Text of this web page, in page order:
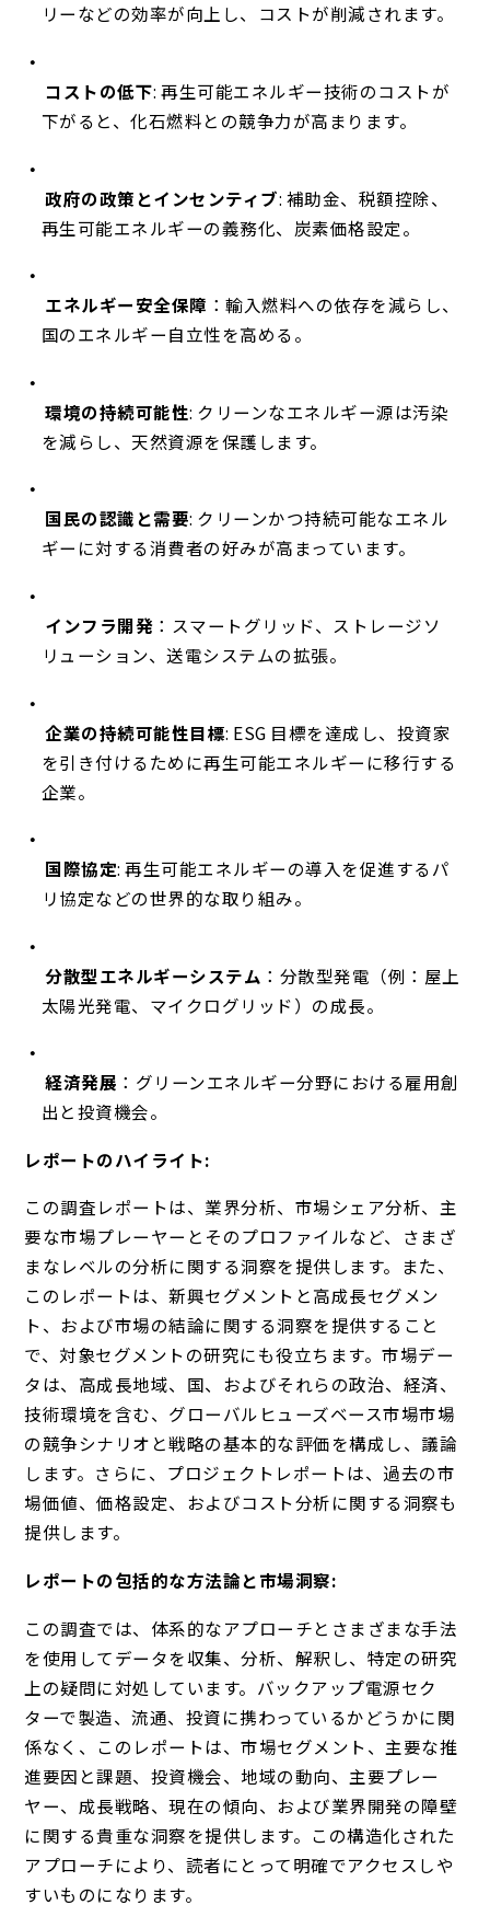
リーなどの効率が向上し、コストが削減されます。
コストの低下: 再生可能エネルギー技術のコストが
下がると、化石燃料との競争力が高まります。
政府の政策とインセンティブ: 補助金、税額控除、
再生可能エネルギーの義務化、炭素価格設定。
エネルギー安全保障 ：輸入燃料への依存を減らし、
国のエネルギー自立性を高める。
環境の持続可能性: クリーンなエネルギー源は汚染
を減らし、天然資源を保護します。
国民の認識と需要: クリーンかつ持続可能なエネル
ギーに対する消費者の好みが高まっています。
インフラ開発 ：スマートグリッド、ストレージソ
リューション、送電システムの拡張。
企業の持続可能性目標: ESG 目標を達成し、投資家
を引き付けるために再生可能エネルギーに移行する
企業。
国際協定: 再生可能エネルギーの導入を促進するパ
リ協定などの世界的な取り組み。
分散型エネルギーシステム ：分散型発電（例：屋上
太陽光発電、マイクログリッド）の成長。
経済発展 ：グリーンエネルギー分野における雇用創
出と投資機会。
レポートのハイライト:
この調査レポートは、業界分析、市場シェア分析、主
要な市場プレーヤーとそのプロファイルなど、さまざ
まなレベルの分析に関する洞察を提供します。また、
このレポートは、新興セグメントと高成長セグメン
ト、および市場の結論に関する洞察を提供すること
で、対象セグメントの研究にも役立ちます。市場デー
タは、高成長地域、国、およびそれらの政治、経済、
技術環境を含む、グローバルヒューズベース市場市場
の競争シナリオと戦略の基本的な評価を構成し、議論
します。さらに、プロジェクトレポートは、過去の市
場価値、価格設定、およびコスト分析に関する洞察も
提供します。
レポートの包括的な方法論と市場洞察:
この調査では、体系的なアプローチとさまざまな手法
を使用してデータを収集、分析、解釈し、特定の研究
上の疑問に対処しています。バックアップ電源セク
ターで製造、流通、投資に携わっているかどうかに関
係なく、このレポートは、市場セグメント、主要な推
進要因と課題、投資機会、地域の動向、主要プレー
ヤー、成長戦略、現在の傾向、および業界開発の障壁
に関する貴重な洞察を提供します。この構造化された
アプローチにより、読者にとって明確でアクセスしや
すいものになります。